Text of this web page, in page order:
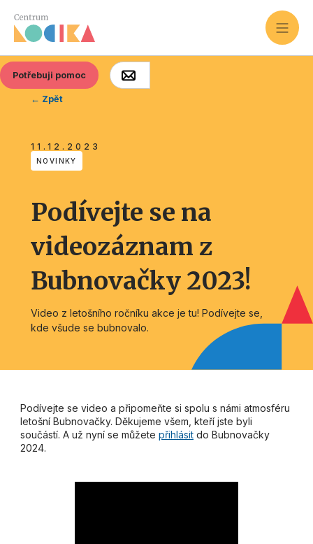
Potřebuji pomoc
← Zpět
11.12.2023
NOVINKY
Podívejte se na
videozáznam z
Bubnovačky 2023!
Video z letošního ročníku akce je tu! Podívejte se,
kde všude se bubnovalo.
Podívejte se video a připomeňte si spolu s námi atmosféru
letošní Bubnovačky. Děkujeme všem, kteří jste byli
součástí. A už nyní se můžete přihlásitdo Bubnovačky
2024.